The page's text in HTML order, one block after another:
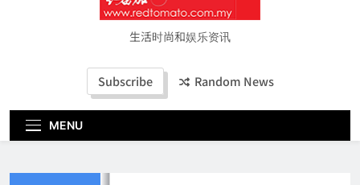
Couture Fashion Week Malaysia 2026– Press
生活时尚和娱乐资讯
Subscribe Random News
MENU